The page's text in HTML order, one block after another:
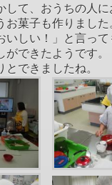
して、おうちの人に
お菓子も作りました
いしい！」と言って
ができたようです。
とできましたね。